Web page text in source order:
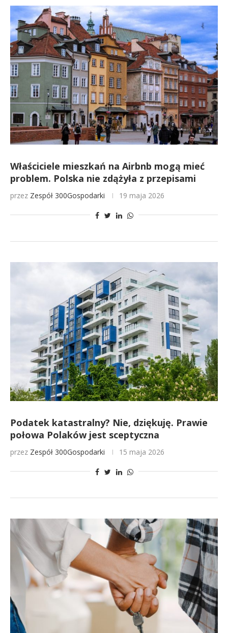
Właściciele mieszkań na Airbnb mogą mieć
problem. Polska nie zdążyła z przepisami
przez Zespół 300Gospodarki 19 maja 2026
Podatek katastralny? Nie, dziękuję. Prawie
połowa Polaków jest sceptyczna
przez Zespół 300Gospodarki 15 maja 2026